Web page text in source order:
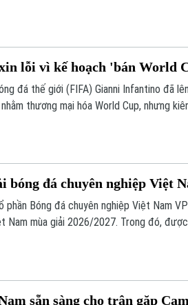
lỗi vì kế hoạch 'bán World
đá thế giới (FIFA) Gianni Infantino đã
thương mại hóa World Cup, nhưng
bóng đá chuyên nghiệp Việt
phần Bóng đá chuyên nghiệp Việt Nam
Nam mùa giải 2026/2027. Trong đó,
sẵn sàng cho trận gặp